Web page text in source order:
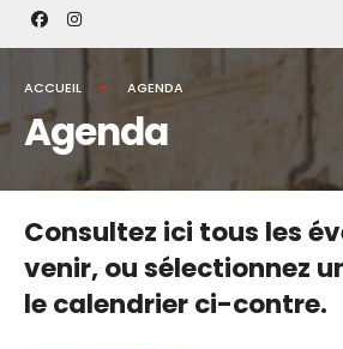
ACCUEIL AGENDA
Agenda
Consultez ici tous les
venir,ou sélectionnez
le calendrier ci-contre.